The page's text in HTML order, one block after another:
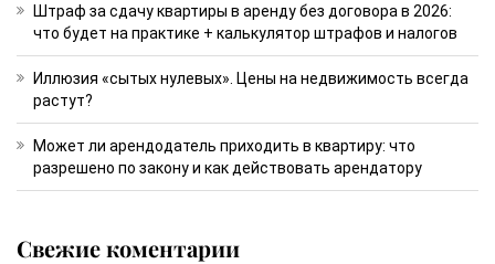
Штраф за сдачу квартиры в аренду без договора в 2026:
что будет на практике + калькулятор штрафов и налогов
Иллюзия «сытых нулевых». Цены на недвижимость всегда
растут?
Может ли арендодатель приходить в квартиру: что
разрешено по закону и как действовать арендатору
Свежие коментарии